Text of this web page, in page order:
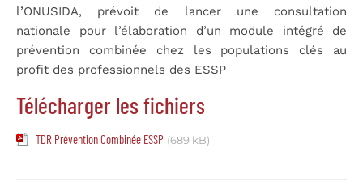
l’ONUSIDA, prévoit de lancer une consultation
nationale pour l’élaboration d’un module intégré de
prévention combinée chez les populations clés au
profit des professionnels des ESSP
Télécharger les fichiers
TDR Prévention Combinée ESSP (689 kB)